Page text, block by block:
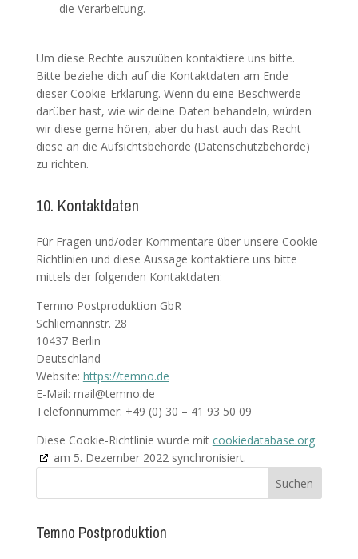
die Verarbeitung.
Um diese Rechte auszuüben kontaktiere uns bitte.
Bitte beziehe dich auf die Kontaktdaten am Ende
dieser Cookie-Erklärung. Wenn du eine Beschwerde
darüber hast, wie wir deine Daten behandeln, würden
wir diese gerne hören, aber du hast auch das Recht
diese an die Aufsichtsbehörde (Datenschutzbehörde)
zu richten.
10. Kontaktdaten
Für Fragen und/oder Kommentare über unsere Cookie-
Richtlinien und diese Aussage kontaktiere uns bitte
mittels der folgenden Kontaktdaten:
Temno Postproduktion GbR
Schliemannstr. 28
10437 Berlin
Deutschland
Website: https://temno.de
E-Mail: mail@temno.de
Telefonnummer: +49 (0) 30 – 41 93 50 09
Diese Cookie-Richtlinie wurde mit cookiedatabase.org
am 5. Dezember 2022 synchronisiert.
Temno Postproduktion